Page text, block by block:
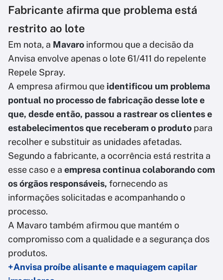
Fabricante afirma que problema está
restrito ao lote
Em nota, a Mavaro informou que a decisão da
Anvisa envolve apenas o lote 61/411 do repelente
Repele Spray.
A empresa afirmou que identificou um problema
pontual no processo de fabricação desse lote e
que, desde então, passou a rastrear os clientes e
estabelecimentos que receberam o produto para
recolher e substituir as unidades afetadas.
Segundo a fabricante, a ocorrência está restrita a
esse caso e a empresa continua colaborando com
os órgãos responsáveis, fornecendo as
informações solicitadas e acompanhando o
processo.
A Mavaro também afirmou que mantém o
compromisso com a qualidade e a segurança dos
produtos.
+Anvisa proíbe alisante e maquiagem capilar